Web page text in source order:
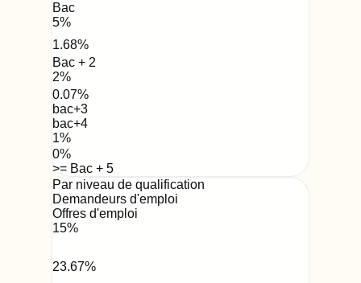
Bac
5%
1.68%
Bac + 2
2%
0.07%
bac+3
bac+4
1%
0%
>= Bac + 5
Par niveau de qualification
Demandeurs d'emploi
Offres d'emploi
15%
23.67%